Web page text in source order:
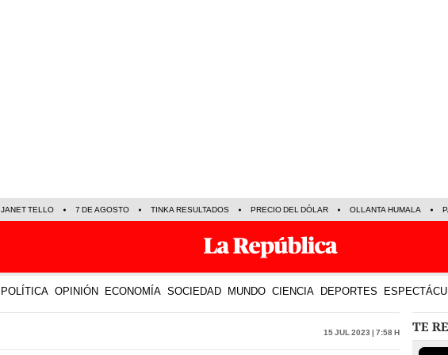
JANET TELLO 7 DE AGOSTO TINKA RESULTADOS PRECIO DEL DÓLAR OLLANTA HUMALA
POLÍTICA OPINIÓN ECONOMÍA SOCIEDAD MUNDO CIENCIA DEPORTES
15 Jul 2023 | 7:58 h TE